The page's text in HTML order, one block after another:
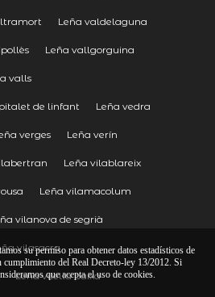
Leña valdelaguna
Leña vallgorguina
valls
de linfant Leña vedra
verges Leña verín
Leña vilablareix
Leña vilamacolum
vilanova de segrià
vilasacra
Leña vilella baixa
su permiso para obtener datos estadísticos de
cumplimiento del Real Decreto-ley 13/2012. Si
que acepta el uso de cookies.